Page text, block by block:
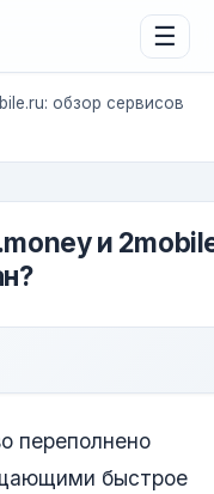
☰
обзор сервисов
и
переполнено
быстрое